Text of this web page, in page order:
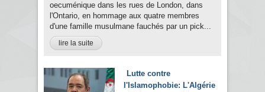
oecuménique dans les rues de London, dans
l'Ontario, en hommage aux quatre membres
d'une famille musulmane fauchés par un pick...
lire la suite
Lutte contre
l'Islamophobie: L'Algérie